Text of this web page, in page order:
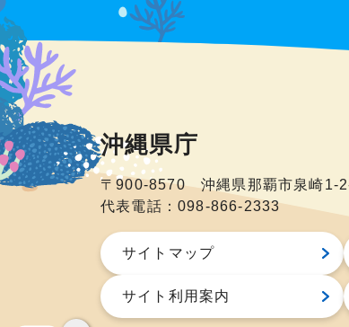
沖縄県庁
〒900-8570 沖縄県那覇市泉崎1-
代表電話：098-866-2333
サイトマップ
サイト利用案内